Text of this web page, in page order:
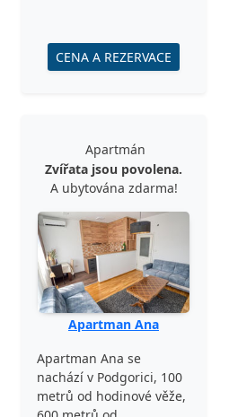
CENA A REZERVACE
Apartmán
Zvířata jsou povolena.
A ubytována zdarma!
Apartman Ana
Apartman Ana se
nachází v Podgorici, 100
metrů od hodinové věže,